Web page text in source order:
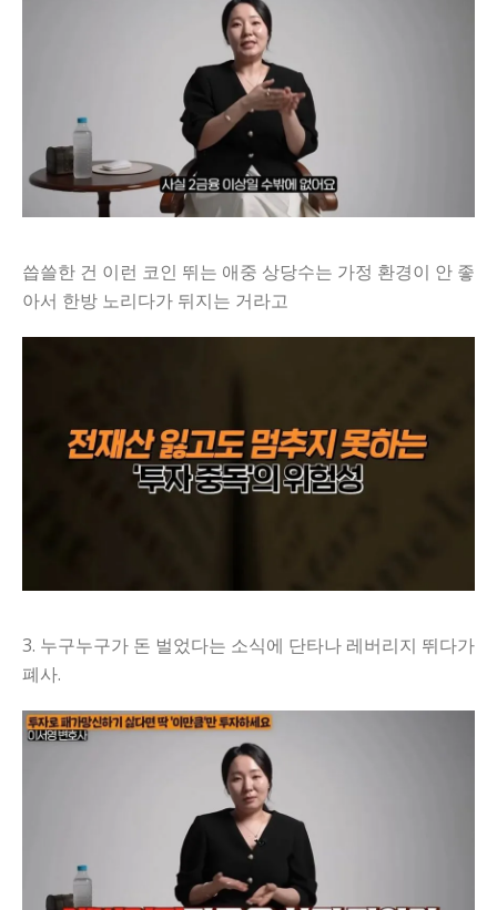
씁쓸한 건 이런 코인 뛰는 애중 상당수는 가정 환경이 안 좋
아서 한방 노리다가 뒤지는 거라고
3. 누구누구가 돈 벌었다는 소식에 단타나 레버리지 뛰다가
폐사.